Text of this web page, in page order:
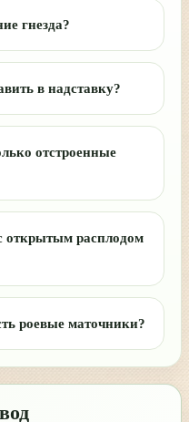
гнезда?
в надставку?
отстроенные
открытым расплодом
роевые маточники?